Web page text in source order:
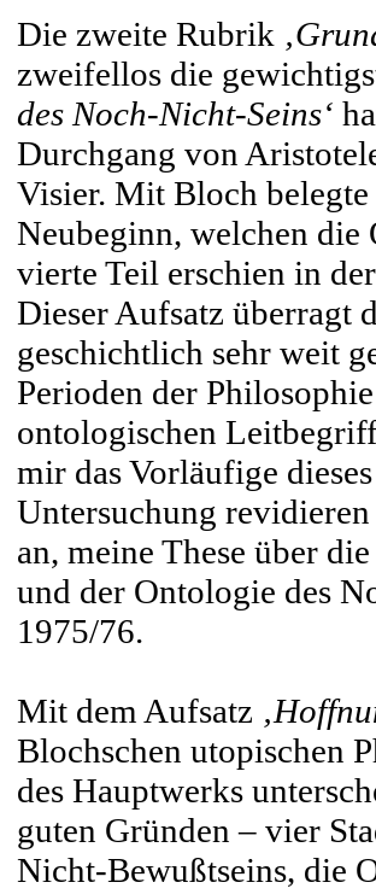
Die zweite Rubrik
zweifellos die
des Noch-Nicht-Seins‘
Durchgang von
Visier. Mit Bloch
Neubeginn, welchen
vierte Teil erschien in
Dieser Aufsatz überragt
geschichtlich sehr weit
Perioden der
ontologischen
mir das Vorläufige
Untersuchung
an, meine These über
und der Ontologie des
1975/76.
Mit dem Aufsatz
Blochschen utopischen
des Hauptwerks
guten Gründen – vier
Nicht-Bewußtseins, die